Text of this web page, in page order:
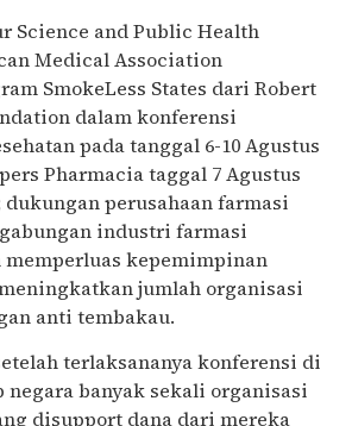
Science and Public Health
Medical Association
SmokeLess States dari Robert
dalam konferensi
pada tanggal 6-10 Agustus
Pharmacia taggal 7 Agustus
dukungan perusahaan farmasi
industri farmasi
kepemimpinan
jumlah organisasi
anti tembakau.
terlaksananya konferensi di
negara banyak sekali organisasi
disupport dana dari mereka